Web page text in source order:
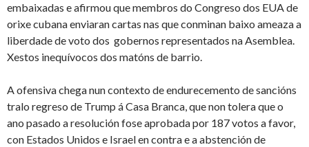
embaixadas e afirmou que membros do Congreso dos EUA de
orixe cubana enviaran cartas nas que conminan baixo ameaza a
liberdade de voto dos gobernos representados na Asemblea.
Xestos inequívocos dos matóns de barrio.
A ofensiva chega nun contexto de endurecemento de sancións
tralo regreso de Trump á Casa Branca, que non tolera que o
ano pasado a resolución fose aprobada por 187 votos a favor,
con Estados Unidos e Israel en contra e a abstención de